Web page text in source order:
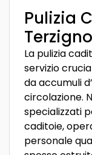
Pulizia
Terzigno
La pulizia
servizio
da accumuli
circolazione.
specializzati
caditoie,
personale